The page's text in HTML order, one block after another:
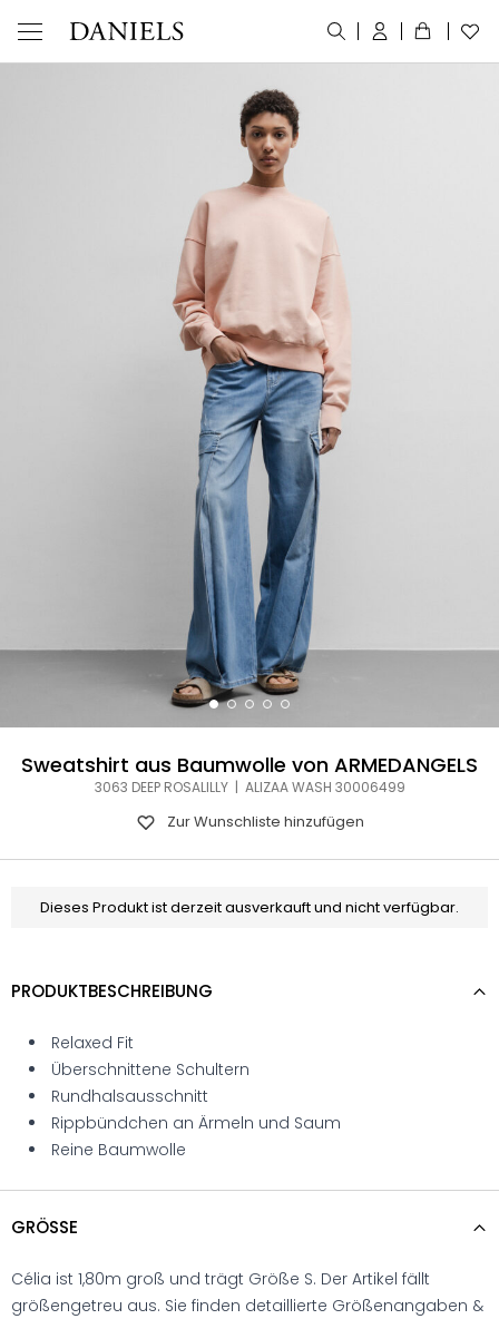
Sweatshirt aus Baumwolle von ARMEDANGELS
3063 DEEP ROSALILLY | ALIZAA WASH 30006499
Zur Wunschliste hinzufügen
Dieses Produkt ist derzeit ausverkauft und nicht verfügbar.
PRODUKTBESCHREIBUNG
Relaxed Fit
Überschnittene Schultern
Rundhalsausschnitt
Rippbündchen an Ärmeln und Saum
Reine Baumwolle
GRÖSSE
Célia ist 1,80m groß und trägt Größe S. Der Artikel fällt
größengetreu aus. Sie finden detaillierte Größenangaben &